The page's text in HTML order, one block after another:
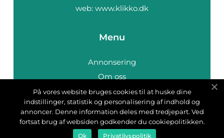
web: www.klikko.dk
Menu
Annonsering
Om oss
Cookies
Kontakta oss
Sitemap
På vores website bruges cookies til at huske dine
indstillinger, statistik og personalisering af indhold og
annoncer. Denne information deles med tredjepart. Ved
fortsat brug af websiden godkender du cookiepolitikken.
Ok Privatlivspolitik